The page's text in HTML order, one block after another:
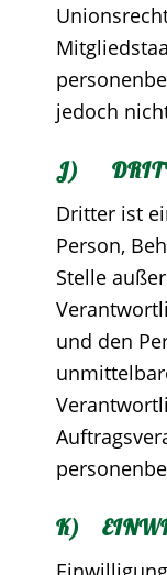
jedoch
J)
Dritter ist
Person,
Stelle
und den
K)